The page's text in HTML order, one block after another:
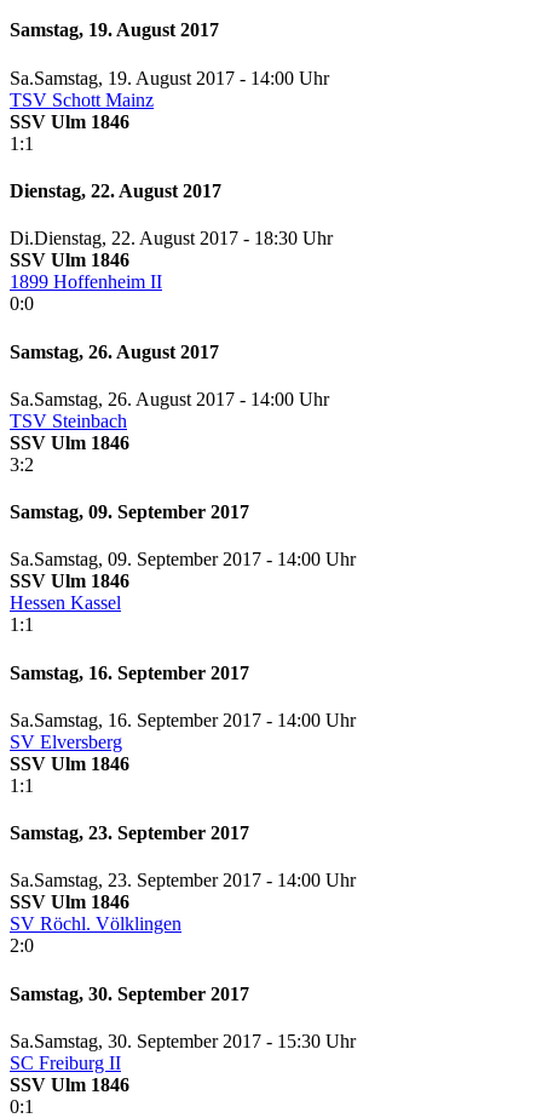
Samstag, 19. August 2017
Sa.Samstag, 19. August 2017 - 14:00 Uhr
TSV Schott Mainz
SSV Ulm 1846
1:1
Dienstag, 22. August 2017
Di.Dienstag, 22. August 2017 - 18:30 Uhr
SSV Ulm 1846
1899 Hoffenheim II
0:0
Samstag, 26. August 2017
Sa.Samstag, 26. August 2017 - 14:00 Uhr
TSV Steinbach
SSV Ulm 1846
3:2
Samstag, 09. September 2017
Sa.Samstag, 09. September 2017 - 14:00 Uhr
SSV Ulm 1846
Hessen Kassel
1:1
Samstag, 16. September 2017
Sa.Samstag, 16. September 2017 - 14:00 Uhr
SV Elversberg
SSV Ulm 1846
1:1
Samstag, 23. September 2017
Sa.Samstag, 23. September 2017 - 14:00 Uhr
SSV Ulm 1846
SV Röchl. Völklingen
2:0
Samstag, 30. September 2017
Sa.Samstag, 30. September 2017 - 15:30 Uhr
SC Freiburg II
SSV Ulm 1846
0:1